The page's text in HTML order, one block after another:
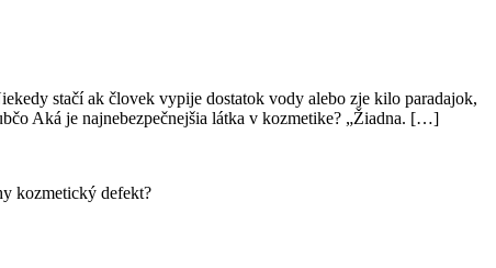
stačí ak človek vypije dostatok vody alebo zje kilo paradajok,
Aká je najnebezpečnejšia látka v kozmetike? „Žiadna. […]
kozmetický defekt?